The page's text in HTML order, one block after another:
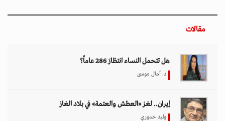
مقالات
هل تتحمل النساء انتظارَ 286 عاماً؟
د. آمال موسى
إيران.. لغز «العطش والعتمة» في بلاد الغاز
وليد خدوري